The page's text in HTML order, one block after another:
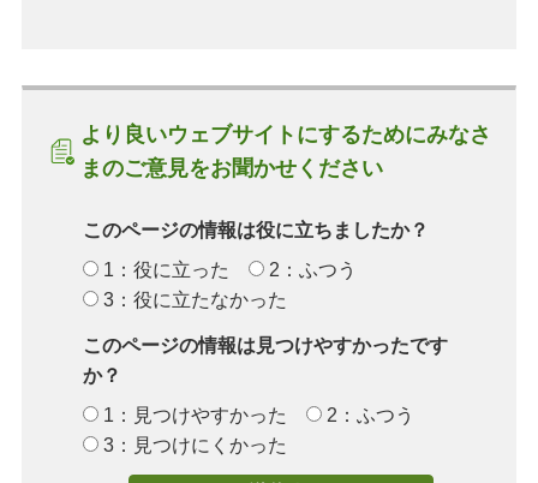
より良いウェブサイトにするためにみなさ
まのご意見をお聞かせください
このページの情報は役に立ちましたか？
1：役に立った
2：ふつう
3：役に立たなかった
このページの情報は見つけやすかったです
か？
1：見つけやすかった
2：ふつう
3：見つけにくかった